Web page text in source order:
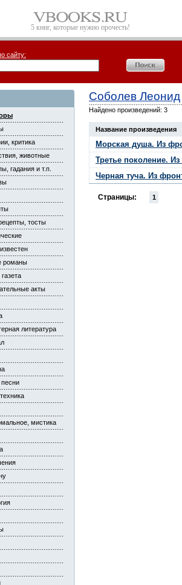
5 книг, которые нужно прочесть!
сайту:
критика
животные
гадания и т.п.
тосты
романы
акты
литература
мистика
Соболев Леонид
Найдено произведений: 3
Название произведения
Морская душа. Из
Третье поколение.
Черная туча. Из
Страницы: 1